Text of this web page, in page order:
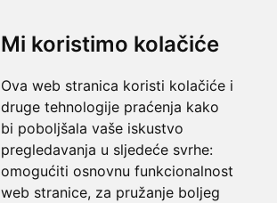
Mi koristimo kolačiće
Ova web stranica koristi kolačiće i
druge tehnologije praćenja kako
bi poboljšala vaše iskustvo
pregledavanja u sljedeće svrhe:
omogućiti osnovnu funkcionalnost
web stranice, za pružanje boljeg
Pratimo 15. 12. 2025.
Riječ urednice: vrijeme
Židovima očekivano
Pratimo•9. 9. 2025.
Izraelski ministar
vanjskih poslova
Gideon Sa’ar u
službenom posjetu
Hrvatskoj